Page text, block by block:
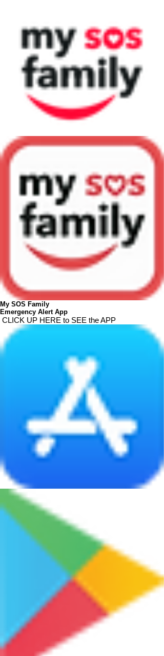
My SOS Family
Emergency Alert App
CLICK UP HERE to SEE the APP